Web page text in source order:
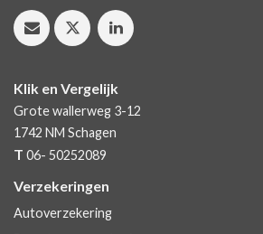
Klik en Vergelijk
Grote wallerweg 3-12
1742 NM Schagen
T 06- 50252089
Verzekeringen
Autoverzekering